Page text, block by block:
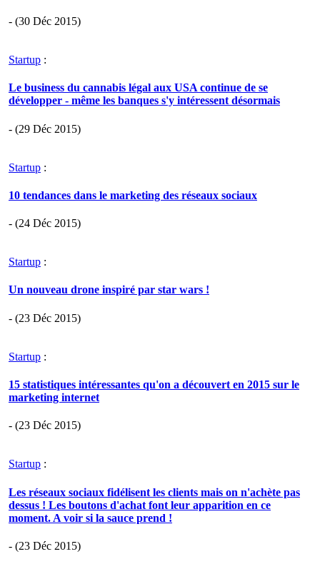
- (30 Déc 2015)
Startup :
Le business du cannabis légal aux USA continue de se
développer - même les banques s'y intéressent désormais
- (29 Déc 2015)
Startup :
10 tendances dans le marketing des réseaux sociaux
- (24 Déc 2015)
Startup :
Un nouveau drone inspiré par star wars !
- (23 Déc 2015)
Startup :
15 statistiques intéressantes qu'on a découvert en 2015 sur le
marketing internet
- (23 Déc 2015)
Startup :
Les réseaux sociaux fidélisent les clients mais on n'achète pas
dessus ! Les boutons d'achat font leur apparition en ce
moment. A voir si la sauce prend !
- (23 Déc 2015)